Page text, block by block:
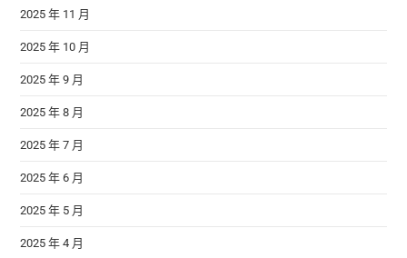
2025 年 11 月
2025 年 10 月
2025 年 9 月
2025 年 8 月
2025 年 7 月
2025 年 6 月
2025 年 5 月
2025 年 4 月